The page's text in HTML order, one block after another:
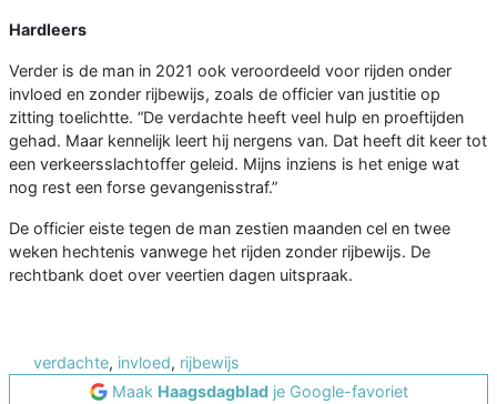
Hardleers
Verder is de man in 2021 ook veroordeeld voor rijden onder
invloed en zonder rijbewijs, zoals de officier van justitie op
zitting toelichtte. “De verdachte heeft veel hulp en proeftijden
gehad. Maar kennelijk leert hij nergens van. Dat heeft dit keer tot
een verkeersslachtoffer geleid. Mijns inziens is het enige wat
nog rest een forse gevangenisstraf.”
De officier eiste tegen de man zestien maanden cel en twee
weken hechtenis vanwege het rijden zonder rijbewijs. De
rechtbank doet over veertien dagen uitspraak.
verdachte, invloed, rijbewijs
Maak Haagsdagbladje Google-favoriet